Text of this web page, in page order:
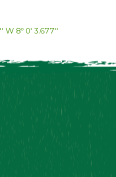
W 8º 0' 3.677''